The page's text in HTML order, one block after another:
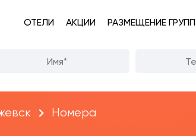
ОТЕЛИ АКЦИИ РАЗМЕЩЕНИЕ ГРУПП
Номера